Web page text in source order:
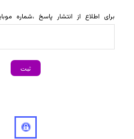
برای اطلاع از انتشار پاسخ ،شماره